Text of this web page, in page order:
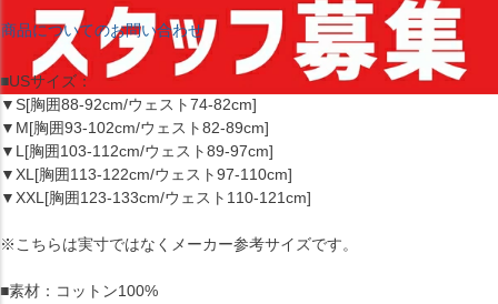
商品についてのお問い合わせ
■USサイズ：
▼S[胸囲88-92cm/ウェスト74-82cm]
▼M[胸囲93-102cm/ウェスト82-89cm]
▼L[胸囲103-112cm/ウェスト89-97cm]
▼XL[胸囲113-122cm/ウェスト97-110cm]
▼XXL[胸囲123-133cm/ウェスト110-121cm]
※こちらは実寸ではなくメーカー参考サイズです。
■素材：コットン100%